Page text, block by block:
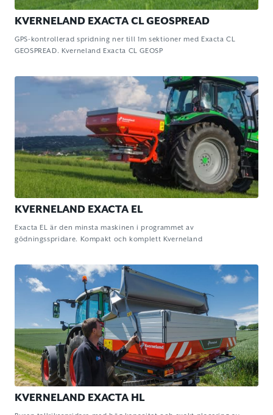
KVERNELAND EXACTA CL GEOSPREAD
GPS-kontrollerad spridning ner till 1m sektioner med Exacta CL
GEOSPREAD. Kverneland Exacta CL GEOSP
KVERNELAND EXACTA EL
Exacta EL är den minsta maskinen i programmet av
gödningsspridare. Kompakt och komplett Kverneland
KVERNELAND EXACTA HL